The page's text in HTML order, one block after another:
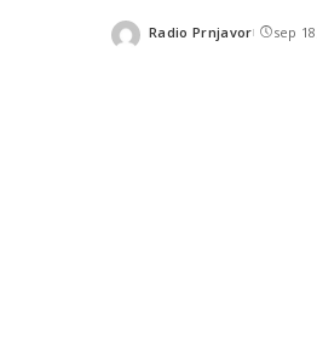
Posted
Radio Prnjavor sep